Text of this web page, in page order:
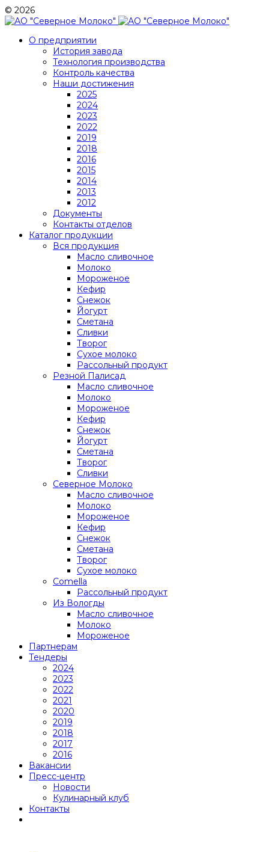
© 2026
О предприятии
История завода
Технология производства
Контроль качества
Наши достижения
2025
2024
2023
2022
2019
2018
2016
2015
2014
2013
2012
Документы
Контакты отделов
Каталог продукции
Вся продукция
Масло сливочное
Молоко
Мороженое
Кефир
Снежок
Йогурт
Сметана
Сливки
Творог
Сухое молоко
Рассольный продукт
Резной Палисад
Масло сливочное
Молоко
Мороженое
Кефир
Снежок
Йогурт
Сметана
Творог
Сливки
Северное Молоко
Масло сливочное
Молоко
Мороженое
Кефир
Снежок
Сметана
Творог
Сухое молоко
Comеlla
Рассольный продукт
Из Вологды
Масло сливочное
Молоко
Мороженое
Партнерам
Тендеры
2024
2023
2022
2021
2020
2019
2018
2017
2016
Вакансии
Пресс-центр
Новости
Кулинарный клуб
Контакты